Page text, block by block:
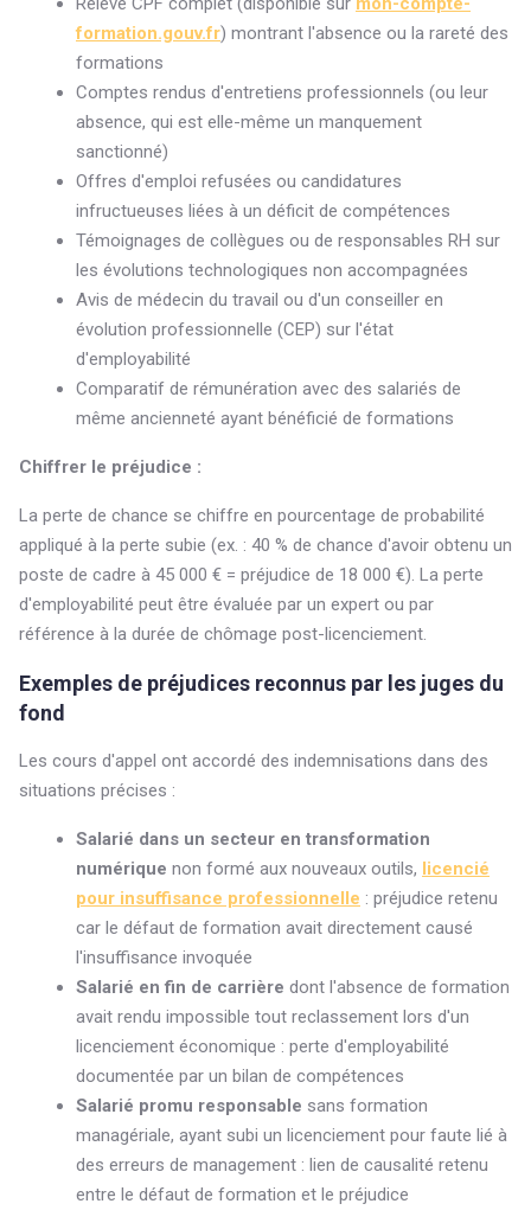
formation.gouv.fr) montrant l'absence ou la rareté des
formations
Comptes rendus d'entretiens professionnels (ou leur
absence, qui est elle-même un manquement
sanctionné)
Offres d'emploi refusées ou candidatures
infructueuses liées à un déficit de compétences
Témoignages de collègues ou de responsables RH sur
les évolutions technologiques non accompagnées
Avis de médecin du travail ou d'un conseiller en
évolution professionnelle (CEP) sur l'état
d'employabilité
Comparatif de rémunération avec des salariés de
même ancienneté ayant bénéficié de formations
Chiffrer le préjudice :
La perte de chance se chiffre en pourcentage de probabilité
appliqué à la perte subie (ex. : 40 % de chance d'avoir obtenu un
poste de cadre à 45 000 € = préjudice de 18 000 €). La perte
d'employabilité peut être évaluée par un expert ou par
référence à la durée de chômage post-licenciement.
Exemples de préjudices reconnus par les juges du
fond
Les cours d'appel ont accordé des indemnisations dans des
situations précises :
Salarié dans un secteur en transformation
numérique non formé aux nouveaux outils, licencié
pour insuffisance professionnelle : préjudice retenu
car le défaut de formation avait directement causé
l'insuffisance invoquée
Salarié en fin de carrière dont l'absence de formation
avait rendu impossible tout reclassement lors d'un
licenciement économique : perte d'employabilité
documentée par un bilan de compétences
Salarié promu responsable sans formation
managériale, ayant subi un licenciement pour faute lié à
des erreurs de management : lien de causalité retenu
entre le défaut de formation et le préjudice